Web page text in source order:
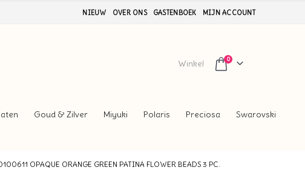
NIEUW OVER ONS GASTENBOEK MIJN ACCOUNT
Winkel 0
Goud & Zilver Miyuki Polaris Preciosa Swarovski
OPAQUE ORANGE GREEN PATINA FLOWER BEADS 3 PC.